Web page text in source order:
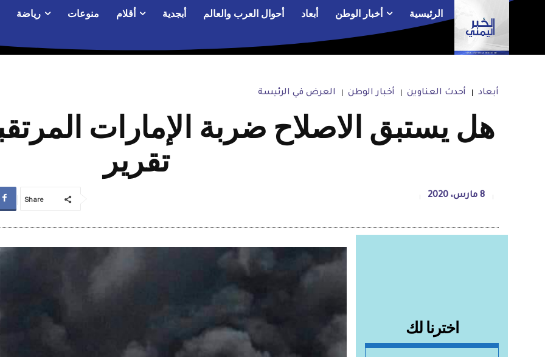
الرئيسية أخبار الوطن أبعاد أحوال العرب والعالم أبجدية أقلام منوعات رياضة
أبعاد أحدث العناوين أخبار الوطن العرض في الرئيسة
هل يستبق الاصلاح ضربة الإمارات
تقرير
8 مارس، 2020 Share
اخترنا لك